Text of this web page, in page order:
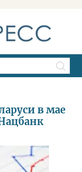
в мае